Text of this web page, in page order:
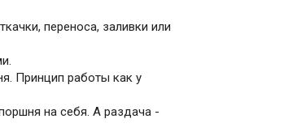
переноса, заливки или
Принцип работы как у
на себя. А раздача -